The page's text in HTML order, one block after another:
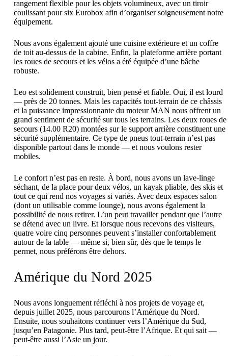
rangement flexible pour les objets volumineux, avec un tiroir
coulissant pour six Eurobox afin d’organiser soigneusement notre
équipement.
Nous avons également ajouté une cuisine extérieure et un coffre
de toit au-dessus de la cabine. Enfin, la plateforme arrière portant
les roues de secours et les vélos a été équipée d’une bâche
robuste.
Leo est solidement construit, bien pensé et fiable. Oui, il est lourd
— près de 20 tonnes. Mais les capacités tout-terrain de ce châssis
et la puissance impressionnante du moteur MAN nous offrent un
grand sentiment de sécurité sur tous les terrains. Les deux roues de
secours (14.00 R20) montées sur le support arrière constituent une
sécurité supplémentaire. Ce type de pneus tout-terrain n’est pas
disponible partout dans le monde — et nous voulons rester
mobiles.
Le confort n’est pas en reste. À bord, nous avons un lave-linge
séchant, de la place pour deux vélos, un kayak pliable, des skis et
tout ce qui rend nos voyages si variés. Avec deux espaces salon
(dont un utilisable comme lounge), nous avons également la
possibilité de nous retirer. L’un peut travailler pendant que l’autre
se détend avec un livre. Et lorsque nous recevons des visiteurs,
quatre voire cinq personnes peuvent s’installer confortablement
autour de la table — même si, bien sûr, dès que le temps le
permet, nous préférons être dehors.
Amérique du Nord 2025
Nous avons longuement réfléchi à nos projets de voyage et,
depuis juillet 2025, nous parcourons l’Amérique du Nord.
Ensuite, nous souhaitons continuer vers l’Amérique du Sud,
jusqu’en Patagonie. Plus tard, peut-être l’Afrique. Et qui sait —
peut-être aussi l’Asie un jour.